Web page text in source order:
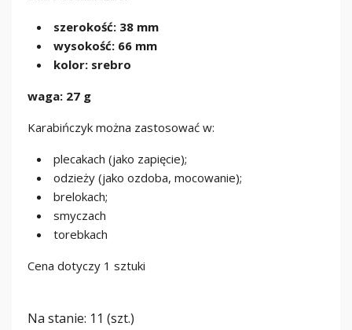
szerokość: 38 mm
wysokość: 66 mm
kolor: srebro
waga: 27 g
Karabińczyk można zastosować w:
plecakach (jako zapięcie);
odzieży (jako ozdoba, mocowanie);
brelokach;
smyczach
torebkach
Cena dotyczy 1 sztuki
Na stanie: 11 (szt.)